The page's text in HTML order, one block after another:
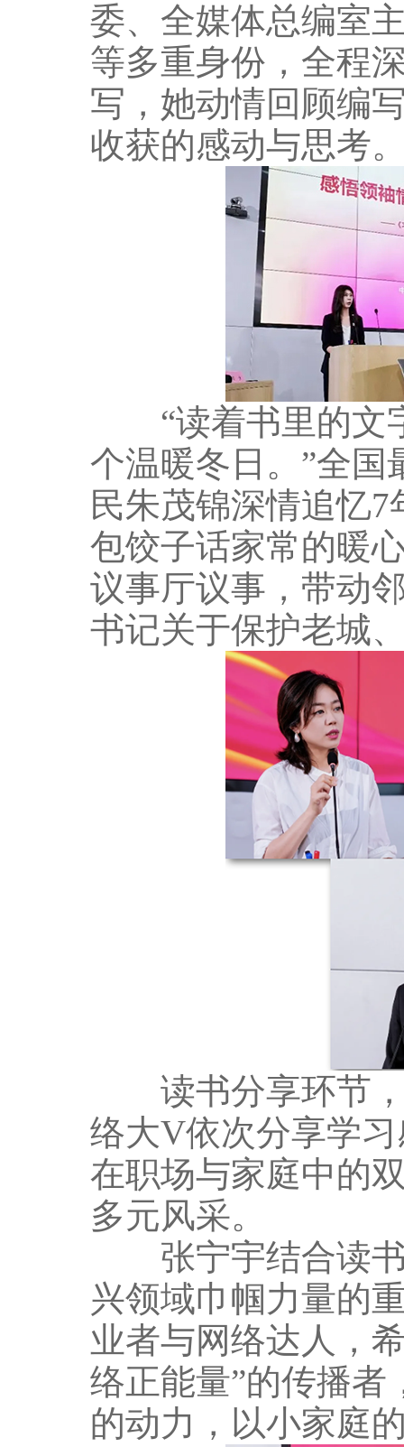
委、全媒体总编室
等多重身份，全程
写，她动情回顾编
收获的感动与思
“读着书里的文
个温暖冬日。”全
民朱茂锦深情追忆
包饺子话家常的暖
议事厅议事，带动
书记关于保护老城
读书分享环节，
络大V依次分享学
在职场与家庭中的
多元风采。
张宁宇结合读书
兴领域巾帼力量的
业者与网络达人，
络正能量”的传播
的动力，以小家庭